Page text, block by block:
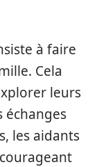
à faire
Cela
leurs
échanges
les aidants